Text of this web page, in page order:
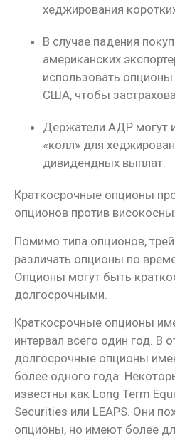
хеджирования
В случае падения
американских
использовать
США, чтобы
Держатели АДР могут
«колл» для
дивидендных выплат.
Краткосрочные опционы
опционов против
Помимо типа опционов,
различать опционы по
Опционы могут быть
долгосрочными.
Краткосрочные опционы
интервал всего один год. В
долгосрочные опционы
более одного года.
известны как Long Term
Securities или LEAPS. Они
опционы, но имеют более